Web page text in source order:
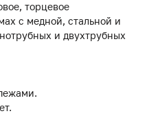
торцевое
с медной, стальной и
и двухтрубных